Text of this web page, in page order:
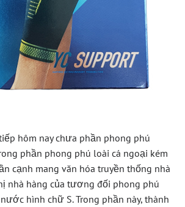
hôm nay chưa phần phong phú
phần phong phú loài cá ngoại kém
cạnh mang văn hóa truyền thống nhà
nhà hàng của tương đối phong phú
hình chữ S. Trong phần này, thành